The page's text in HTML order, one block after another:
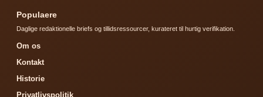
Populaere
Daglige redaktionelle briefs og tillidsressourcer, kurateret til hurtig verifikation.
Om os
Kontakt
Historie
Privatlivspolitik